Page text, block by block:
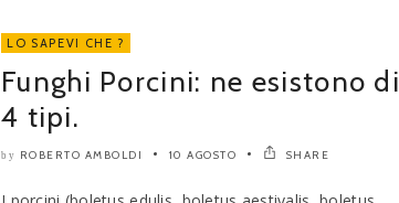
LO SAPEVI CHE ?
Funghi Porcini: ne esistono di
4 tipi.
by ROBERTO AMBOLDI 10 AGOSTO SHARE